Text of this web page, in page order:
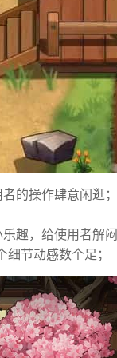
者的操作肆意闲逛；
乐趣，给使用者解
细节动感数个足；